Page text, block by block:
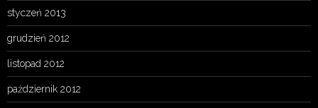
styczeń 2013
grudzień 2012
listopad 2012
październik 2012